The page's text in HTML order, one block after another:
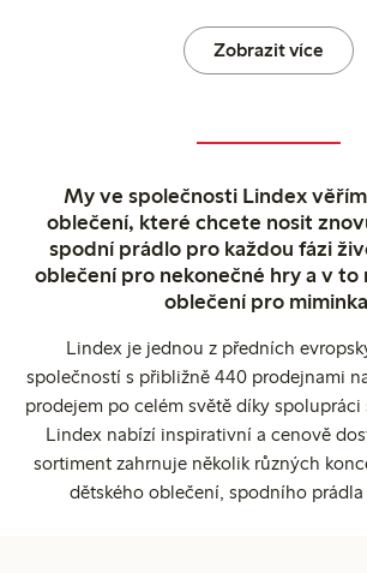
Zobrazit více
My ve společnosti Lindex
oblečení, které chcete nosit
spodní prádlo pro každou fázi
oblečení pro nekonečné hry a v to
oblečení pro
Lindex je jednou z předních
společností s přibližně 440 prodejnami
prodejem po celém světě díky
Lindex nabízí inspirativní a cenově
sortiment zahrnuje několik různých
dětského oblečení, spodního prádla